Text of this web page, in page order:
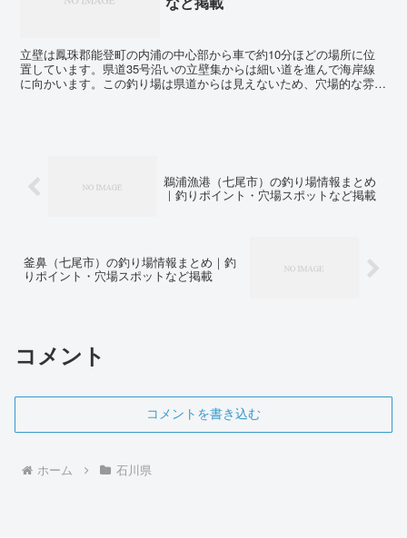
立壁は鳳珠郡能登町の内浦の中心部から車で約10分ほどの場所に位
置しています。県道35号沿いの立壁集からは細い道を進んで海岸線
に向かいます。この釣り場は県道からは見えないため、穴場的な雰囲
鵜浦漁港（七尾市）の釣り場情報まとめ
｜釣りポイント・穴場スポットなど掲載
釜鼻（七尾市）の釣り場情報まとめ｜釣
りポイント・穴場スポットなど掲載
コメント
コメントを書き込む
ホーム 石川県